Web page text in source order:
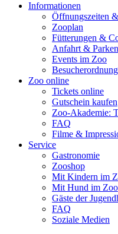
Informationen
Öffnungszeiten
Zooplan
Fütterungen &
Anfahrt & Parken
Events im Zoo
Besucherordnung
Zoo online
Tickets online
Gutschein kaufen
Zoo-Akademie:
FAQ
Filme &
Service
Gastronomie
Zooshop
Mit Kindern im
Mit Hund im Zoo
Gäste der
FAQ
Soziale Medien